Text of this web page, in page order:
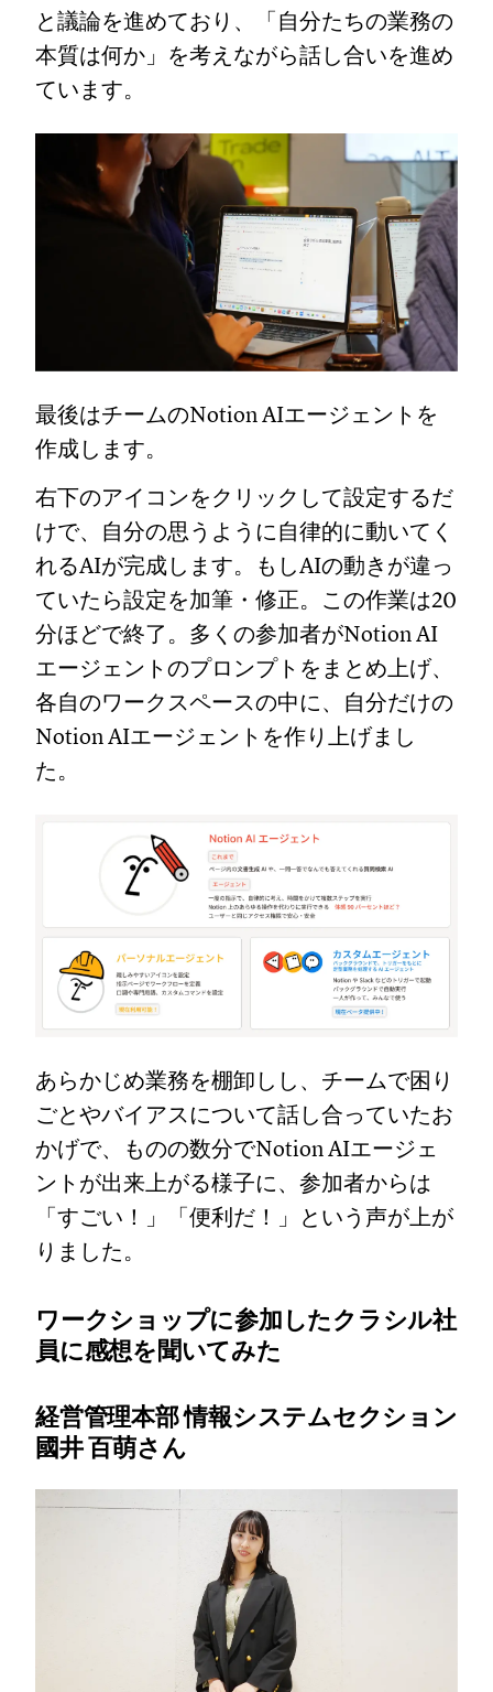
と議論を進めており、「自分たちの業務の
本質は何か」を考えながら話し合いを進め
ています。
最後はチームのNotion AIエージェントを
作成します。
右下のアイコンをクリックして設定するだ
けで、自分の思うように自律的に動いてく
れるAIが完成します。もしAIの動きが違っ
ていたら設定を加筆・修正。この作業は20
分ほどで終了。多くの参加者がNotion AI
エージェントのプロンプトをまとめ上げ、
各自のワークスペースの中に、自分だけの
Notion AIエージェントを作り上げまし
た。
あらかじめ業務を棚卸しし、チームで困り
ごとやバイアスについて話し合っていたお
かげで、ものの数分でNotion AIエージェ
ントが出来上がる様子に、参加者からは
「すごい！」「便利だ！」という声が上が
りました。
ワークショップに参加したクラシル社
員に感想を聞いてみた
経営管理本部 情報システムセクション
國井 百萌さん